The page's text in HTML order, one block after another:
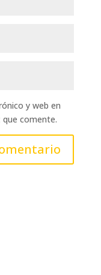
y web en
comente.